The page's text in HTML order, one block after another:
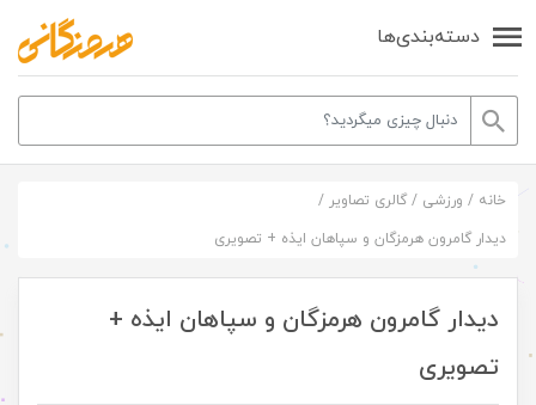
دسته‌بندی‌ها
خانه / ورزشی / گالری تصاویر /
دیدار گامرون هرمزگان و سپاهان ایذه + تصویری
دیدار گامرون هرمزگان و سپاهان ایذه +
تصویری